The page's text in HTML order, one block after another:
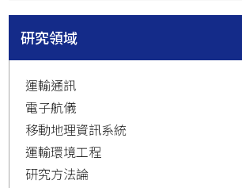
研究領域
運輸通訊
電子航儀
移動地理資訊系統
運輸環境工程
研究方法論